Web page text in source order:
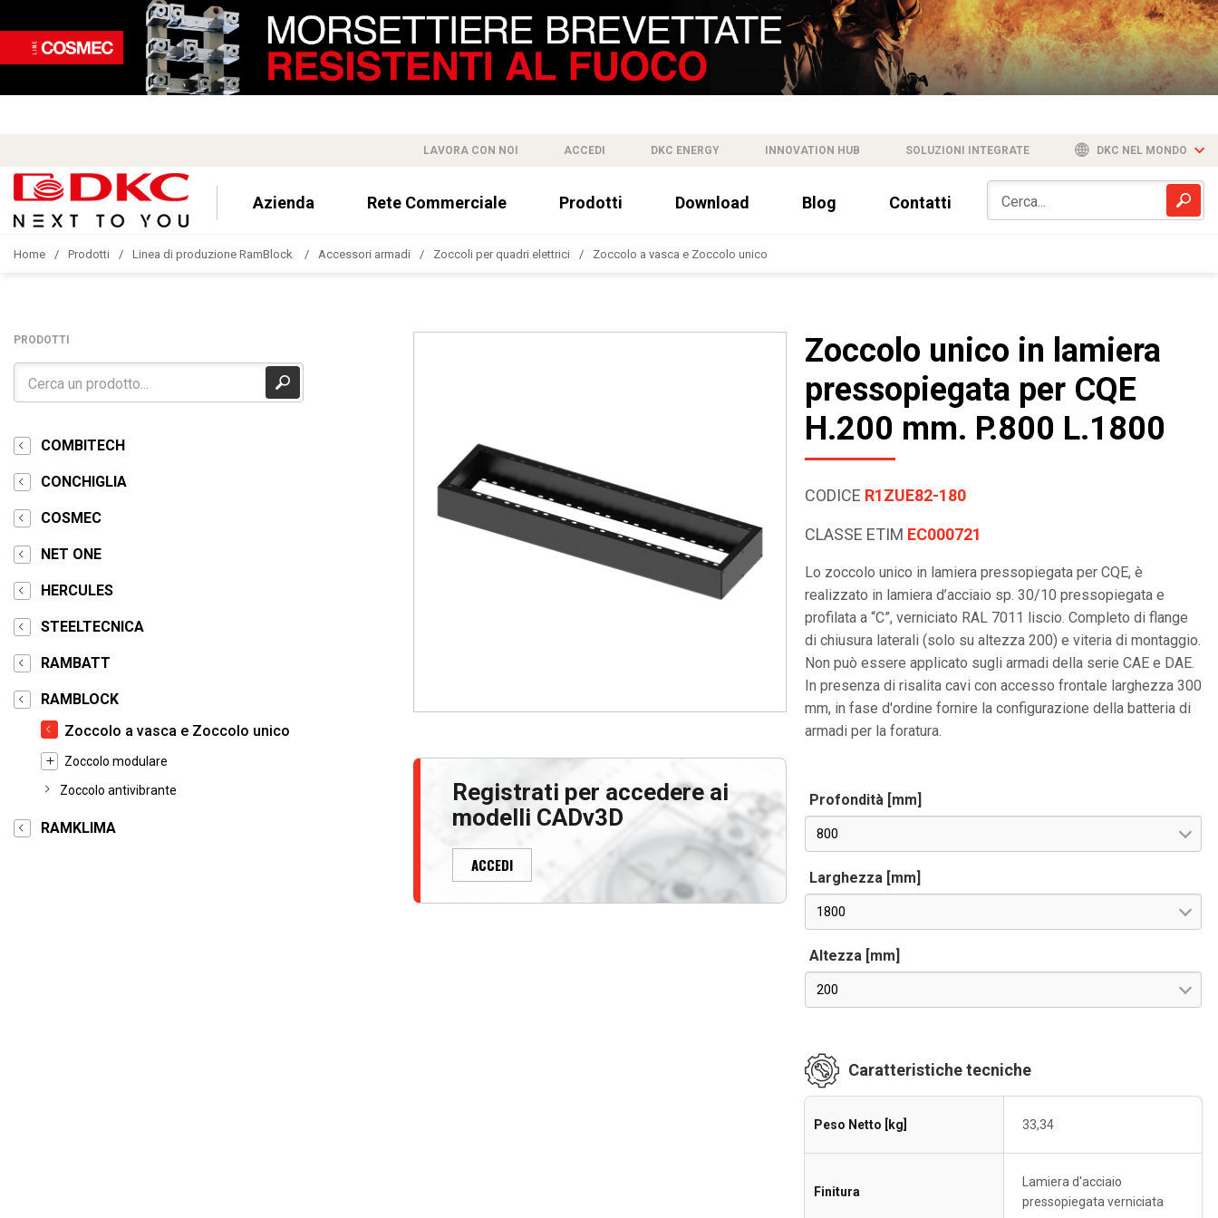
LAVORA CON NOI ACCEDI DKC ENERGY INNOVATION HUB SOLUZIONI INTEGRATE DKC NEL MONDO
Azienda Rete Commerciale Prodotti Download Blog Contatti
Home Prodotti Linea di produzione RamBlock Accessori armadi Zoccoli per quadri elettrici Zoccolo a vasca e Zoccolo unico
PRODOTTI
COMBITECH
CONCHIGLIA
COSMEC
NET ONE
HERCULES
STEELTECNICA
RAMBATT
RAMBLOCK
Zoccolo a vasca e Zoccolo unico
Zoccolo modulare
Zoccolo antivibrante
RAMKLIMA
Registrati per accedere ai
modelli CADv3D
ACCEDI
Zoccolo unico in lamiera
pressopiegata per CQE
H.200 mm. P.800 L.1800
CODICE R1ZUE82-180
CLASSE ETIM EC000721
Lo zoccolo unico in lamiera pressopiegata per CQE, è
realizzato in lamiera d’acciaio sp. 30/10 pressopiegata e
profilata a “C”, verniciato RAL 7011 liscio. Completo di flange
di chiusura laterali (solo su altezza 200) e viteria di montaggio.
Non può essere applicato sugli armadi della serie CAE e DAE.
In presenza di risalita cavi con accesso frontale larghezza 300
mm, in fase d'ordine fornire la configurazione della batteria di
armadi per la foratura.
Profondità [mm]
800
Larghezza [mm]
1800
Altezza [mm]
200
Caratteristiche tecniche
Peso Netto [kg] 33,34
Finitura
Lamiera d'acciaio
pressopiegata verniciata